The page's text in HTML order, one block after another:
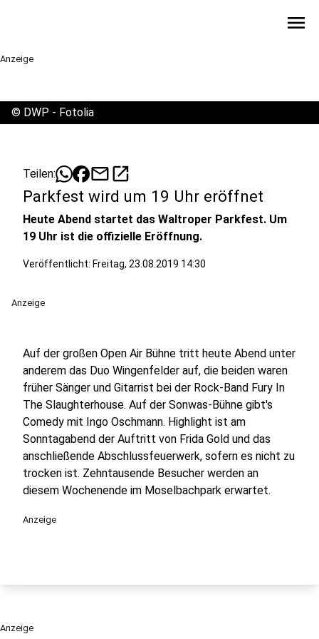
menu
Anzeige
© DWP - Fotolia
Teilen: mailopen_in_new
Parkfest wird um 19 Uhr eröffnet
Heute Abend startet das Waltroper Parkfest. Um
19 Uhr ist die offizielle Eröffnung.
Veröffentlicht: Freitag, 23.08.2019 14:30
Anzeige
Auf der großen Open Air Bühne tritt heute Abend unter
anderem das Duo Wingenfelder auf, die beiden waren
früher Sänger und Gitarrist bei der Rock-Band Fury In
The Slaughterhouse. Auf der Sonwas-Bühne gibt's
Comedy mit Ingo Oschmann. Highlight ist am
Sonntagabend der Auftritt von Frida Gold und das
anschließende Abschlussfeuerwerk, sofern es nicht zu
trocken ist. Zehntausende Besucher werden an
diesem Wochenende im Moselbachpark erwartet.
Anzeige
Anzeige